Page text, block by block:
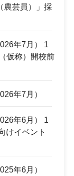
農芸員）」採
年7月） 1
仮称）開校前
年7月）
年6月） 1
けイベント
年6月）